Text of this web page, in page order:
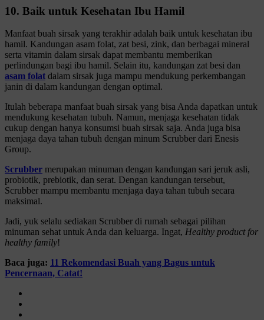
10. Baik untuk Kesehatan Ibu Hamil
Manfaat buah sirsak yang terakhir adalah baik untuk kesehatan ibu
hamil. Kandungan asam folat, zat besi, zink, dan berbagai mineral
serta vitamin dalam sirsak dapat membantu memberikan
perlindungan bagi ibu hamil. Selain itu, kandungan zat besi dan
asam folat dalam sirsak juga mampu mendukung perkembangan
janin di dalam kandungan dengan optimal.
Itulah beberapa manfaat buah sirsak yang bisa Anda dapatkan untuk
mendukung kesehatan tubuh. Namun, menjaga kesehatan tidak
cukup dengan hanya konsumsi buah sirsak saja. Anda juga bisa
menjaga daya tahan tubuh dengan minum Scrubber dari Enesis
Group.
Scrubber merupakan minuman dengan kandungan sari jeruk asli,
probiotik, prebiotik, dan serat. Dengan kandungan tersebut,
Scrubber mampu membantu menjaga daya tahan tubuh secara
maksimal.
Jadi, yuk selalu sediakan Scrubber di rumah sebagai pilihan
minuman sehat untuk Anda dan keluarga. Ingat, Healthy product for
healthy family!
Baca juga: 11 Rekomendasi Buah yang Bagus untuk
Pencernaan, Catat!